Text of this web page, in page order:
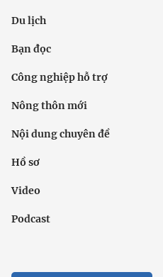
Du lịch
Bạn đọc
Công nghiệp hỗ trợ
Nông thôn mới
Nội dung chuyên đề
Hồ sơ
Video
Podcast